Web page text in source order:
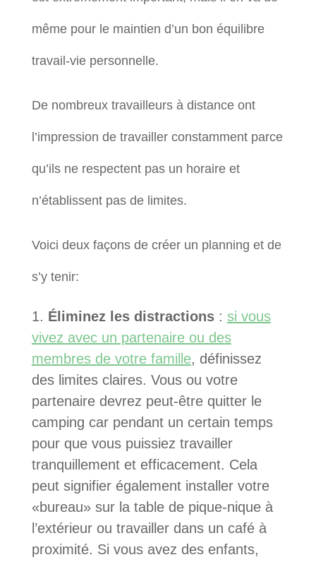
même pour le maintien d’un bon équilibre
travail-vie personnelle.
De nombreux travailleurs à distance ont
l’impression de travailler constamment parce
qu’ils ne respectent pas un horaire et
n’établissent pas de limites.
Voici deux façons de créer un planning et de
s’y tenir:
Éliminez les distractions: si vous
vivez avec un partenaire ou des
membres de votre famille, définissez
des limites claires. Vous ou votre
partenaire devrez peut-être quitter le
camping car pendant un certain temps
pour que vous puissiez travailler
tranquillement et efficacement. Cela
peut signifier également installer votre
«bureau» sur la table de pique-nique à
l’extérieur ou travailler dans un café à
proximité. Si vous avez des enfants,